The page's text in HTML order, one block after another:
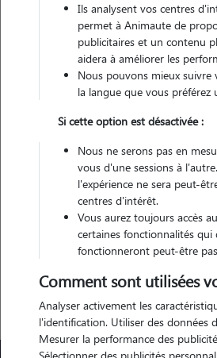
Garde animaux France
Nouvelle
Lot-et-Garonne
Damazan
Pas encore de petsitters
Toutes nos petsitters à
Tous les promeneurs de
Tous les cat sitters à
Tous les dog sitters à
Ils analysent vos centres
permet à Animaute de
publicitaires et un contenu
aidera à améliorer les
Nous pouvons mieux suivre
la langue que vous préférez
Si cette option est désactivée :
Nous ne serons pas en
vous d'une sessions à
l'expérience ne sera peut-
centres d'intérêt.
Vous aurez toujours accès
certaines fonctionnalités
fonctionneront peut-être
Comment sont utilisées
Analyser activement les
l'identification. Utiliser des données
Mesurer la performance des